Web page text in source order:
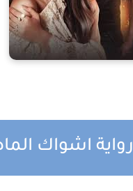
رواية اشواك